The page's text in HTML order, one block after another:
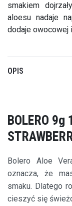
smakiem
aloesu nadaje
dodaje owocowej
OPIS
BOLERO 9g
Bolero Aloe
oznacza, że
smaku. Dlatego
cieszyć się